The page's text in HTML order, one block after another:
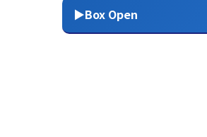
▶Box Open